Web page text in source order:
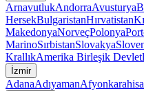
ArnavutlukAndorraAvusturya
HersekBulgaristanHırvatistan
MakedonyaNorveçPolonya
MarinoSırbistanSlovakya
KrallıkAmerika Birleşik
İzmir
AdanaAdıyaman